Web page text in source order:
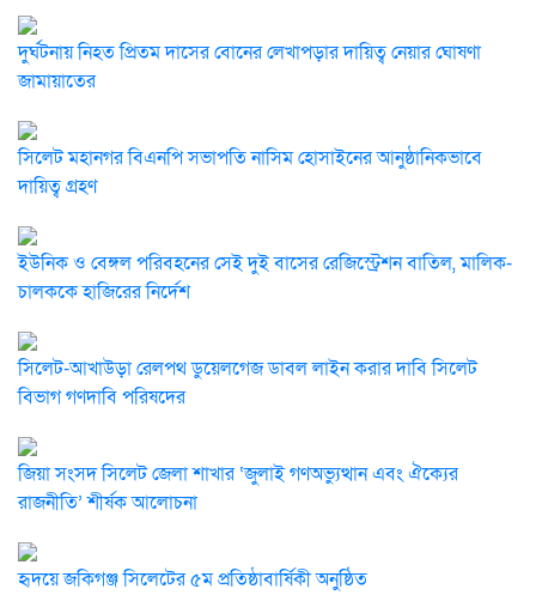
দুর্ঘটনায় নিহত প্রিতম দাসের বোনের লেখাপড়ার দায়িত্ব নেয়ার ঘোষণা
জামায়াতের
সিলেট মহানগর বিএনপি সভাপতি নাসিম হোসাইনের আনুষ্ঠানিকভাবে
দায়িত্ব গ্রহণ
ইউনিক ও বেঙ্গল পরিবহনের সেই দুই বাসের রেজিস্ট্রেশন বাতিল, মালিক-
চালককে হাজিরের নির্দেশ
সিলেট-আখাউড়া রেলপথ ডুয়েলগেজ ডাবল লাইন করার দাবি সিলেট
বিভাগ গণদাবি পরিষদের
জিয়া সংসদ সিলেট জেলা শাখার ‘জুলাই গণঅভ্যুত্থান এবং ঐক্যের
রাজনীতি’ শীর্ষক আলোচনা
হৃদয়ে জকিগঞ্জ সিলেটের ৫ম প্রতিষ্ঠাবার্ষিকী অনুষ্ঠিত